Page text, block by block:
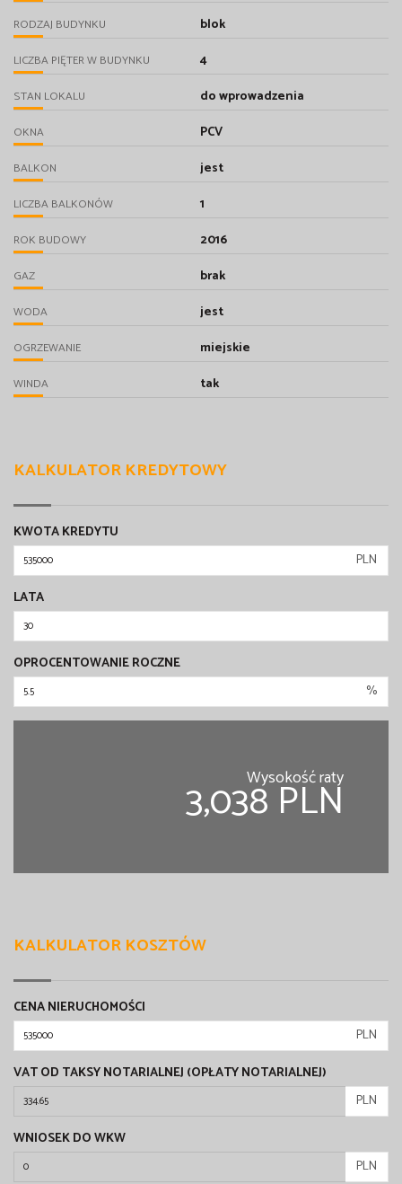
RODZAJ BUDYNKU blok
LICZBA PIĘTER W BUDYNKU 4
STAN LOKALU do wprowadzenia
OKNA PCV
BALKON jest
LICZBA BALKONÓW 1
ROK BUDOWY 2016
GAZ brak
WODA jest
OGRZEWANIE miejskie
WINDA tak
KALKULATOR KREDYTOWY
KWOTA KREDYTU
PLN
LATA
OPROCENTOWANIE ROCZNE
%
Wysokość raty
3,038 PLN
KALKULATOR KOSZTÓW
CENA NIERUCHOMOŚCI
PLN
VAT OD TAKSY NOTARIALNEJ (OPŁATY NOTARIALNEJ)
PLN
WNIOSEK DO WKW
PLN